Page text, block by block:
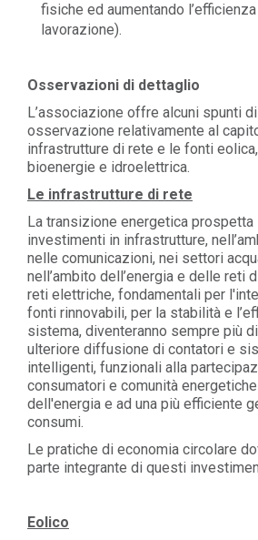
fisiche ed aumentando
lavorazione).
Osservazioni di dettaglio
L’associazione offre alcuni spunti
osservazione relativamente al
infrastrutture di rete e le fonti
bioenergie e idroelettrica.
Le infrastrutture di rete
La transizione energetica prospetta
investimenti in infrastrutture,
nelle comunicazioni, nei settori
nell’ambito dell’energia e delle reti
reti elettriche, fondamentali per
fonti rinnovabili, per la stabilità e
sistema, diventeranno sempre più
ulteriore diffusione di contatori e
intelligenti, funzionali alla
consumatori e comunità
dell'energia e ad una più efficiente
consumi.
Le pratiche di economia circolare
parte integrante di questi
Eolico